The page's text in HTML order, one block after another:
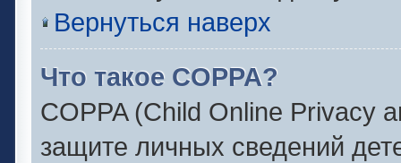
Вернуться наверх
Что такое COPPA?
COPPA (Child Online Privacy
защите личных сведений